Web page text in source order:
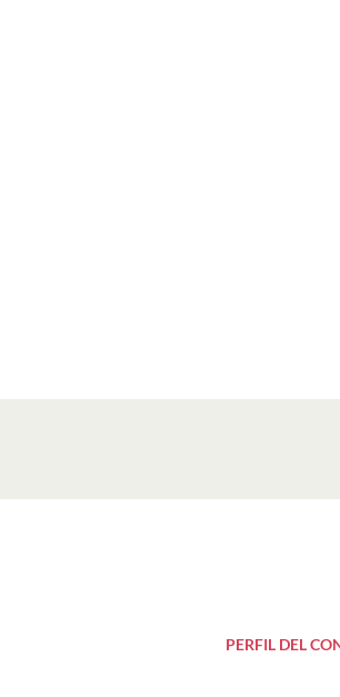
PERFIL DEL